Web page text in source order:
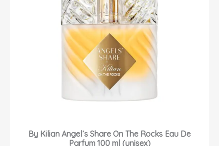
By Kilian Angel’s Share On The Rocks Eau De
Parfum 100 ml (unisex)